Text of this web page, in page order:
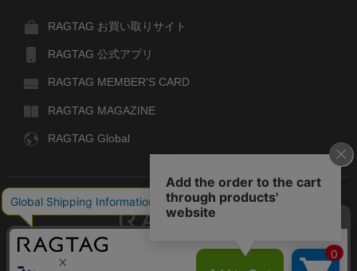
RAGTAG お買い取りサイト
RAGTAG 公式アプリ
RAGTAG MEMBER'S CARD
RAGTAG MAGAZINE
RAGTAG Global
デザイナーズブランドのユーズド・セレクトショップ